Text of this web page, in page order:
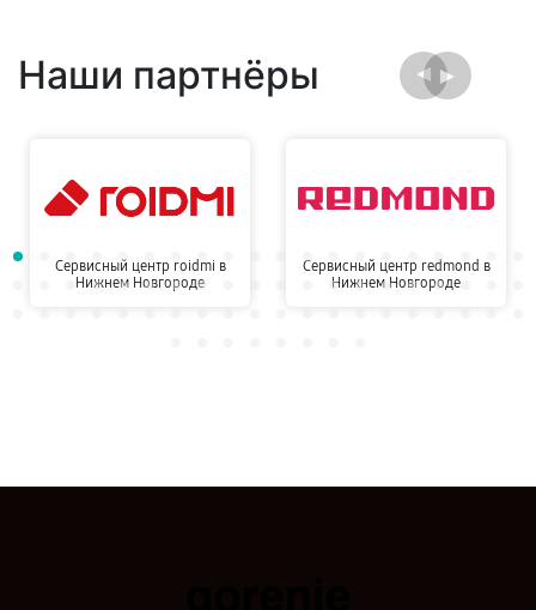
Наши партнёры
Сервисный центр roidmi в
Нижнем Новгороде
Сервисный центр redmond в
Нижнем Новгороде